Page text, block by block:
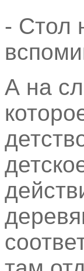
- Стол
А на